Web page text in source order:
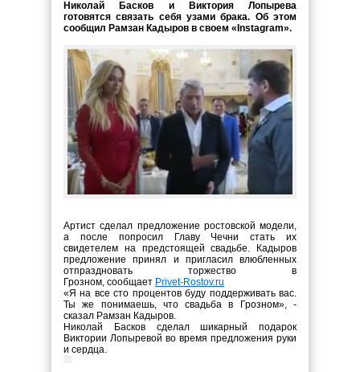
Николай Басков и Виктория Лопырева
готовятся связать себя узами брака. Об этом
сообщил Рамзан Кадыров в своем «Instagram».
Артист сделал предложение ростовской модели,
а после попросил Главу Чечни стать их
свидетелем на предстоящей свадьбе. Кадыров
предложение принял и пригласил влюбленных
отпраздновать торжество в
Грозном, сообщает Privet-Rostov.ru
«Я на все сто процентов буду поддерживать вас.
Ты же понимаешь, что свадьба в Грозном», -
сказал Рамзан Кадыров.
Николай Басков сделал шикарный подарок
Виктории Лопыревой во время предложения руки
и сердца.